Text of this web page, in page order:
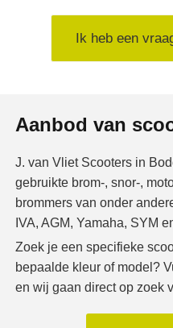
Ik heb een
Aanbod van
J. van Vliet Scooters in
gebruikte brom-, snor-,
brommers van onder
IVA, AGM, Yamaha, SYM
Zoek je een specifieke
bepaalde kleur of model?
en wij gaan direct op zoek